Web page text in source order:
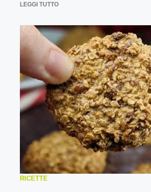
LEGGI TUTTO
RICETTE